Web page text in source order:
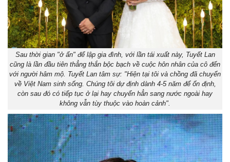
Sau thời gian "ở ẩn" để lập gia đình, với lần tái xuất này, Tuyết Lan
cũng là lần đầu tiên thẳng thắn bộc bạch về cuộc hôn nhân của cô đến
với người hâm mộ. Tuyết Lan tâm sự: "Hiện tại tôi và chồng đã chuyển
về Việt Nam sinh sống. Chúng tôi dự định dành 4-5 năm để ổn định,
còn sau đó có tiếp tục ở lại hay chuyển hẳn sang nước ngoài hay
không vẫn tùy thuộc vào hoàn cảnh".